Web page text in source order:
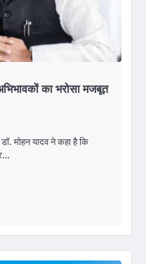
का भरोसा मजबूत
मोहन यादव ने कहा है कि